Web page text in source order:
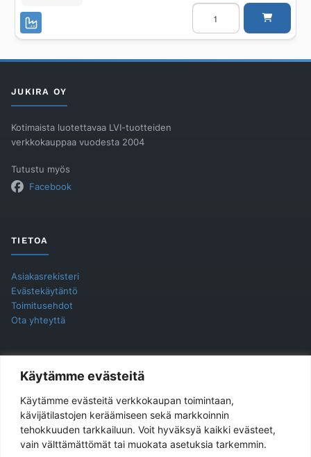
Käytämme evästeitä
Käytämme evästeitä verkkokaupan toimintaan,
kävijätilastojen keräämiseen sekä markkoinnin
tehokkuuden tarkkailuun. Voit hyväksyä kaikki evästeet,
vain välttämättömät tai muokata asetuksia tarkemmin.
Teleskooppirengas
pultattava
UPONOR
D560/315
JUKIRA OY
Kotimaista luotettavaa LVI-tuotteiden
verkkokauppaa vuodesta 2004
Tutustu myös
Facebook
TIETOA
Asiakasrekisteri
Evästekäytäntö
Toimitusehdot
Ota yhteyttä
YHTEYSTIEDOT
Jukira Oy
Haarlankatu 4 B 2
33230 Tampere